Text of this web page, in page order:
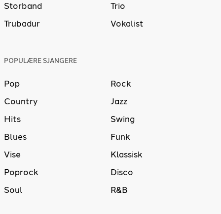
Storband
Trio
Trubadur
Vokalist
POPULÆRE SJANGERE
Pop
Rock
Country
Jazz
Hits
Swing
Blues
Funk
Vise
Klassisk
Poprock
Disco
Soul
R&B